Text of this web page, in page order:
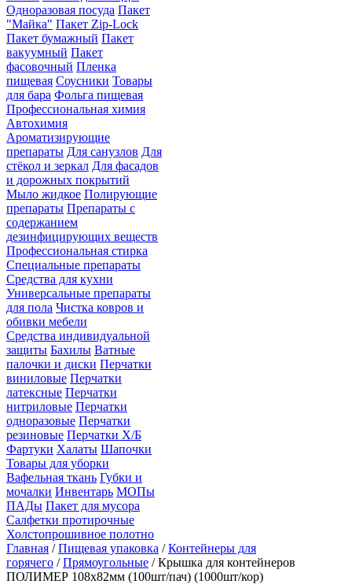
Одноразовая посуда Пакет
"Майка" Пакет Zip-Lock
Пакет бумажный Пакет
вакуумный Пакет
фасовочный Пленка
пищевая Соусники Товары
для бара Фольга пищевая
Профессиональная химия
Автохимия
Ароматизирующие
препараты Для санузлов Для
стёкол и зеркал Для фасадов
и дорожных покрытий
Мыло жидкое Полирующие
препараты Препараты с
содержанием
дезинфицирующих веществ
Профессиональная стирка
Специальные препараты
Средства для кухни
Универсальные препараты
для пола Чистка ковров и
обивки мебели
Средства индивидуальной
защиты Бахилы Ватные
палочки и диски Перчатки
виниловые Перчатки
латексные Перчатки
нитриловые Перчатки
одноразовые Перчатки
резиновые Перчатки Х/Б
Фартуки Халаты Шапочки
Товары для уборки
Вафельная ткань Губки и
мочалки Инвентарь МОПы
ПАДы Пакет для мусора
Салфетки протирочные
Холстопрошивное полотно
Главная /Пищевая упаковка /Контейнеры для
горячего /Прямоугольные / Крышка для контейнеров
ПОЛИМЕР 108х82мм (100шт/пач) (1000шт/кор)